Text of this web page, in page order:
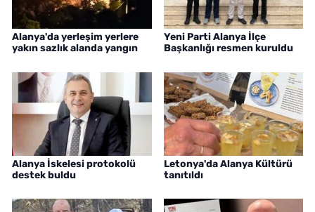
Alanya'da yerleşim yerlere
yakın sazlık alanda yangın
Yeni Parti Alanya İlçe
Başkanlığı resmen kuruldu
Alanya İskelesi protokolü
destek buldu
Letonya'da Alanya Kültürü
tanıtıldı